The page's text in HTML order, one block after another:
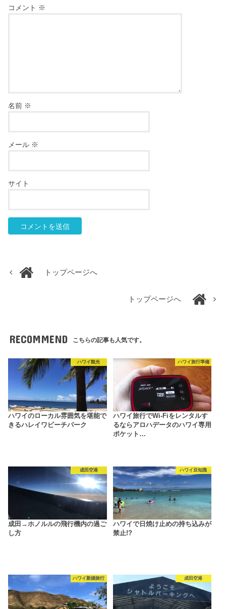
コメント ※
名前 ※
メール ※
サイト
トップページへ
トップページへ
RECOMMEND こちらの記事も人気です。
ハワイ観光
ハワイのローカル雰囲気を堪能で
きるハレイワビーチパーク
ハワイ旅行準備
ハワイ旅行でWi-Fiをレンタルす
るならアロハデータのハワイ専用
ポケット…
成田空港
成田→ホノルルの飛行機内の過ご
し方
ハワイ豆知識
ハワイで日焼け止めの持ち込みが
禁止!?
ハワイ新婚旅行 成田空港